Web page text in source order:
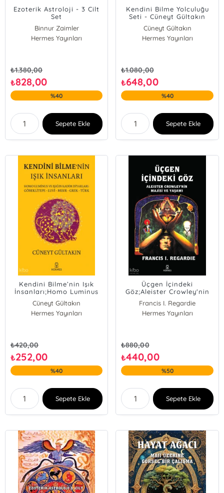
Ezoterik Astroloji - 3 Cilt
Set
Binnur Zaimler
Hermes Yayınları
₺1.380,00
₺828,00
%40
Sepete Ekle
Kendini Bilme Yolculuğu
Seti - Cüneyt Gültakın
Cüneyt Gültakın
Hermes Yayınları
₺1.080,00
₺648,00
%40
Sepete Ekle
Kendini Bilme’nin Işık
İnsanları;Homo Luminus
ve Işığın Kadim Diyarları:
Göbeklitepe - Luvi - Mısır
- Grek - Türk
Cüneyt Gültakın
Hermes Yayınları
₺420,00
₺252,00
%40
Sepete Ekle
Üçgen İçindeki
Göz;Aleister Crowley'nin
Majisi ve Yaşamı
Francis I. Regardie
Hermes Yayınları
₺880,00
₺440,00
%50
Sepete Ekle